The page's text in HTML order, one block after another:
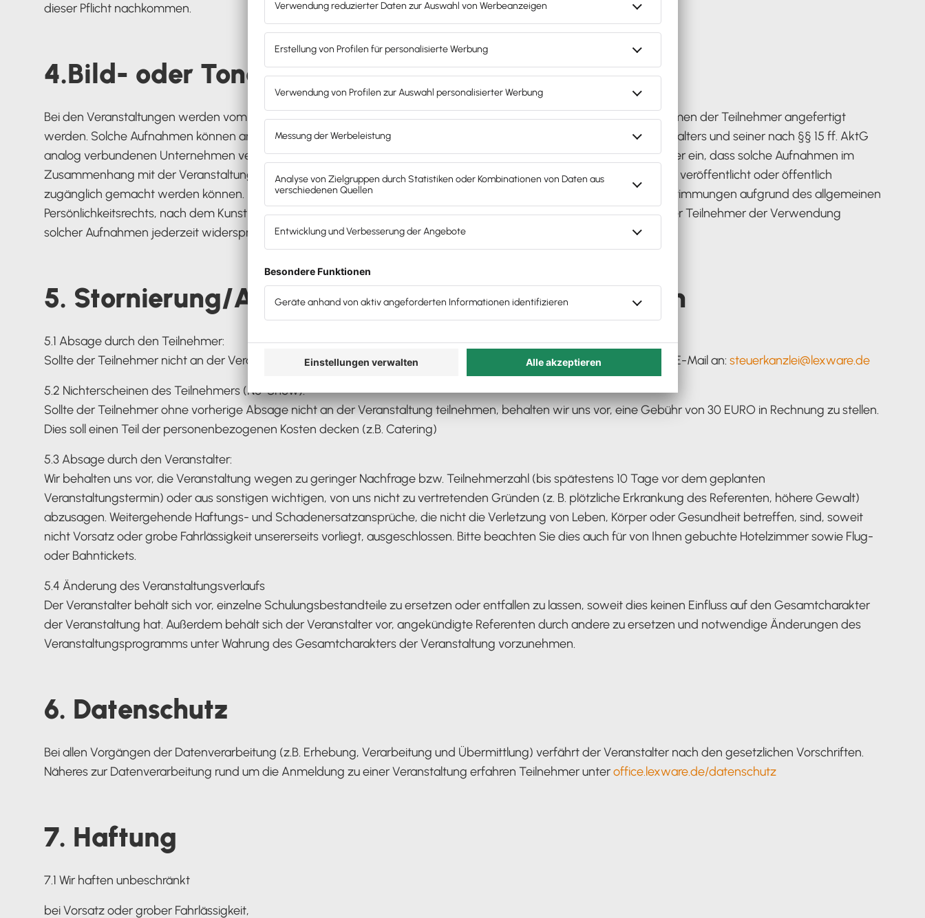
dieser Pflicht nachkommen.
4.Bild- oder Tonaufzeichnungen
Bei den Veranstaltungen werden vom Veranstalter Foto-/Video-/Audioaufnahmen erstellt. Dabei können auch Aufnahmen der Teilnehmer angefertigt
werden. Solche Aufnahmen können anschließend auf den Webseiten oder auf den Social- Media-Kanälen des Veranstalters und seiner nach §§ 15 ff. AktG
analog verbundenen Unternehmen veröffentlicht werden. Mit der Anmeldung zur Veranstaltung willigen die Teilnehmer ein, dass solche Aufnahmen im
Zusammenhang mit der Veranstaltung zu Dokumentationszwecken und zu Zwecken der Berichterstattung verbreitet, veröffentlicht oder öffentlich
zugänglich gemacht werden können. Dies gilt auch für die Aufzeichnung von Online-Veranstaltungen. Gesetzliche Bestimmungen aufgrund des allgemeinen
Persönlichkeitsrechts, nach dem KunstUrhG und nach dem Datenschutzrecht bleiben unberührt. Insbesondere kann der Teilnehmer der Verwendung
solcher Aufnahmen jederzeit widersprechen.
5. Stornierung/Absage/Änderung/Nicht erscheinen
5.1 Absage durch den Teilnehmer:
Sollte der Teilnehmer nicht an der Veranstaltung teilnehmen können, verpflichtet er sich zur rechtzeitigen Absage per E-Mail an: steuerkanzlei@lexware.de
5.2 Nichterscheinen des Teilnehmers (No-Show):
Sollte der Teilnehmer ohne vorherige Absage nicht an der Veranstaltung teilnehmen, behalten wir uns vor, eine Gebühr von 30 EURO in Rechnung zu stellen.
Dies soll einen Teil der personenbezogenen Kosten decken (z.B. Catering)
5.3 Absage durch den Veranstalter:
Wir behalten uns vor, die Veranstaltung wegen zu geringer Nachfrage bzw. Teilnehmerzahl (bis spätestens 10 Tage vor dem geplanten
Veranstaltungstermin) oder aus sonstigen wichtigen, von uns nicht zu vertretenden Gründen (z. B. plötzliche Erkrankung des Referenten, höhere Gewalt)
abzusagen. Weitergehende Haftungs- und Schadenersatzansprüche, die nicht die Verletzung von Leben, Körper oder Gesundheit betreffen, sind, soweit
nicht Vorsatz oder grobe Fahrlässigkeit unsererseits vorliegt, ausgeschlossen. Bitte beachten Sie dies auch für von Ihnen gebuchte Hotelzimmer sowie Flug-
oder Bahntickets.
5.4 Änderung des Veranstaltungsverlaufs
Der Veranstalter behält sich vor, einzelne Schulungsbestandteile zu ersetzen oder entfallen zu lassen, soweit dies keinen Einfluss auf den Gesamtcharakter
der Veranstaltung hat. Außerdem behält sich der Veranstalter vor, angekündigte Referenten durch andere zu ersetzen und notwendige Änderungen des
Veranstaltungsprogramms unter Wahrung des Gesamtcharakters der Veranstaltung vorzunehmen.
6. Datenschutz
Bei allen Vorgängen der Datenverarbeitung (z.B. Erhebung, Verarbeitung und Übermittlung) verfährt der Veranstalter nach den gesetzlichen Vorschriften.
Näheres zur Datenverarbeitung rund um die Anmeldung zu einer Veranstaltung erfahren Teilnehmer unteroffice.lexware.de/datenschutz
7. Haftung
7.1 Wir haften unbeschränkt
bei Vorsatz oder grober Fahrlässigkeit,